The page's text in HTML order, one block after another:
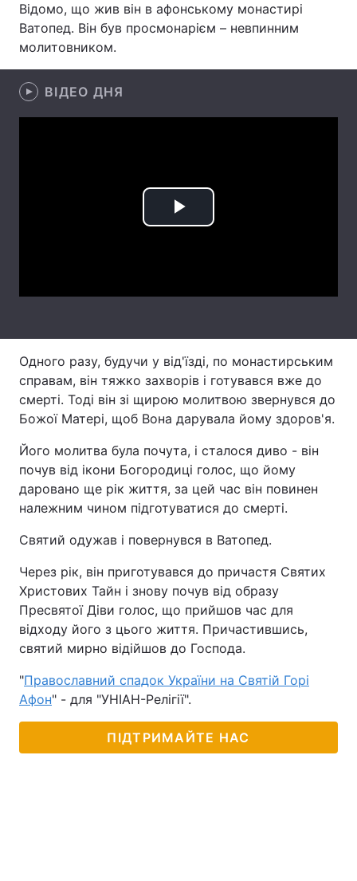
Економіка Світ
Спорт
Техно і зв'язок
Зброя Інциденти
Погода
Регіони
Інтерв'ю Думки
Архів Вакансії
Контакти
Послуги
Тема оформлення
Відомо, що жив він в афонському монастирі
Ватопед. Він був просмонарієм – невпинним
молитовником.
ВІДЕО ДНЯ
Play
Одного разу, будучи у від'їзді, по монастирським
справам, він тяжко захворів і готувався вже до
смерті. Тоді він зі щирою молитвою звернувся до
Божої Матері, щоб Вона дарувала йому здоров'я.
Його молитва була почута, і сталося диво - він
почув від ікони Богородиці голос, що йому
даровано ще рік життя, за цей час він повинен
належним чином підготуватися до смерті.
Святий одужав і повернувся в Ватопед.
Через рік, він приготувався до причастя Святих
Христових Тайн і знову почув від образу
Пресвятої Діви голос, що прийшов час для
відходу його з цього життя. Причастившись,
святий мирно відійшов до Господа.
"Православний спадок України на Святій Горі
Афон" - для "УНІАН-Релігії".
ПІДТРИМАЙТЕ НАС